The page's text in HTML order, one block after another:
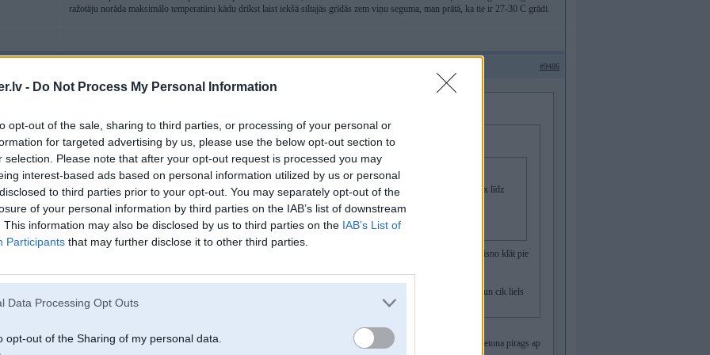
- Do Not Process My Personal Information
opt-out of the sale, sharing to third parties, or processing of your personal or
for targeted advertising by us, please use the below opt-out section to
selection. Please note that after your opt-out request is processed you may
interest-based ads based on personal information utilized by us or personal
to third parties prior to your opt-out. You may separately opt-out of the
of your personal information by third parties on the IAB’s list of downstream
This information may also be disclosed by us to third parties on the IAB’s List of
Participants that may further disclose it to other third parties.
Data Processing Opt Outs
opt-out of the Sharing of my personal data.
ražotāju norāda maksimālo temperatūru kādu drīkst laist iekšā siltajās grīdās zem viņu seguma, man prātā, ka tie ir 27-30 C grādi.
#9486
04 Jun 2025, 10:50:05@Mizxrakstīja:
04 Jun 2025, 10:46:56@dsksrakstīja:
To vienu kontūru iespējams domājis vienu kolektoru ... uz 100m2 savi 600m caurule ieguldas un max līdz
100m loka garums pieļaujams ...
Nē, tiešām vienu kontūru. Es arī pārdevējam pārprasīju, viņš tā arī atbildēja, ka bez kolektora trubu pa taisno klāt pie
Senāk figurēja 80 m max loka garums. Ar īsākiem drošāk, ka viss sanāks, bet nu jāsarēķina kā vislabāk un cik liels
kolektors jāņem.
Esmu dzive redzejis loku (itka +/-pienemami ap 20 kvadratu telpa), pa taisno no granulu katla ieksa grida. Betona pirags ap